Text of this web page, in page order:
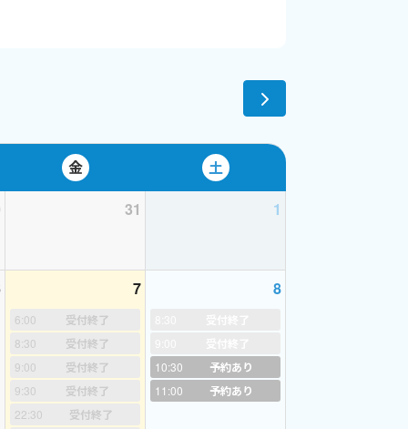
」認定準拠＋より専門的な児童英語教授理論と
語の指導にとても役に立っています。日本語
金
土
31 1
7
6:00 受付終了
8:30 受付終了
9:00 受付終了
9:30 受付終了
22:30 受付終了
8
10:30 予約あり
11:00 予約あり